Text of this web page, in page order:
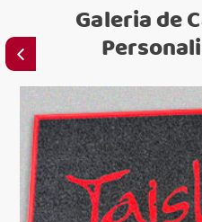
Galeria de